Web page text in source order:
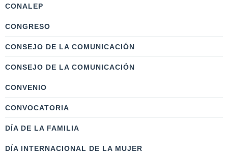
CONALEP
CONGRESO
CONSEJO DE LA COMUNICACIÓN
CONSEJO DE LA COMUNICACIÓN
CONVENIO
CONVOCATORIA
DÍA DE LA FAMILIA
DÍA INTERNACIONAL DE LA MUJER